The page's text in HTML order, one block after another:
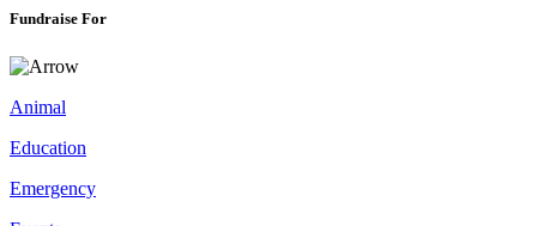
Fundraise For
Animal
Education
Emergency